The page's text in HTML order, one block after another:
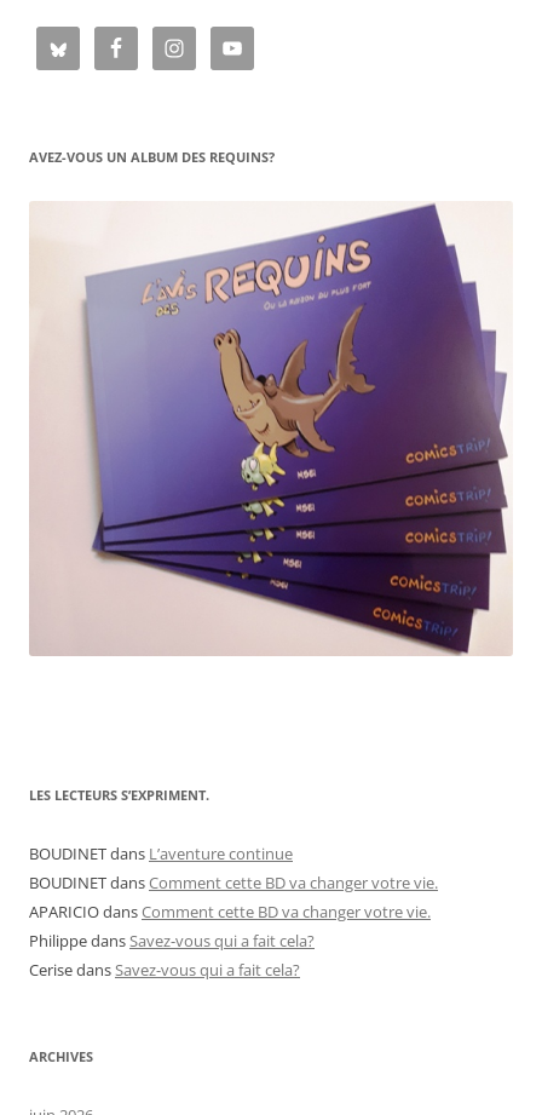
AVEZ-VOUS UN ALBUM DES REQUINS?
LES LECTEURS S’EXPRIMENT.
BOUDINETdans L’aventure continue
BOUDINETdansComment cette BD va changer votre vie.
APARICIOdansComment cette BD va changer votre vie.
PhilippedansSavez-vous qui a fait cela?
CerisedansSavez-vous qui a fait cela?
ARCHIVES